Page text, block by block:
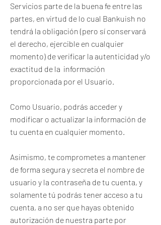
Servicios parte de la buena fe entre las
partes, en virtud de lo cual Bankuish no
tendrá la obligación (pero sí conservará
el derecho, ejercible en cualquier
momento) de verificar la autenticidad y/o
exactitud de la información
proporcionada por el Usuario.
Como Usuario, podrás acceder y
modificar o actualizar la información de
tu cuenta en cualquier momento.
Asimismo, te comprometes a mantener
de forma segura y secreta el nombre de
usuario y la contraseña de tu cuenta, y
solamente tú podrás tener acceso a tu
cuenta, a no ser que hayas obtenido
autorización de nuestra parte por